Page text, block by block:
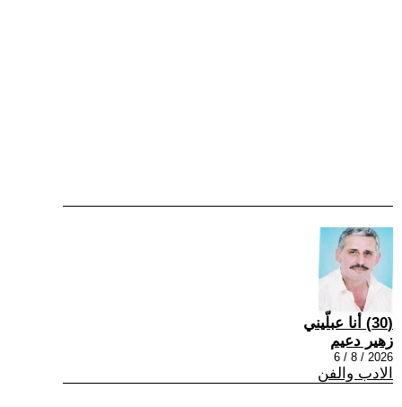
(30) أنا عبلّيني
زهير دعيم
2026 / 8 / 6
الادب والفن